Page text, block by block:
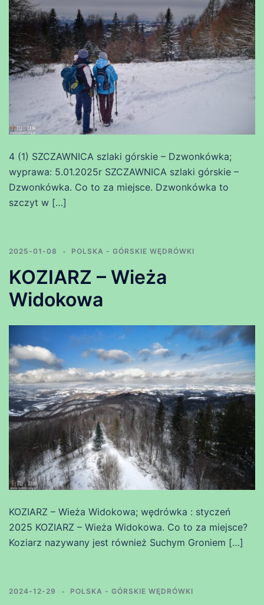
4 (1) SZCZAWNICA szlaki górskie – Dzwonkówka;
wyprawa: 5.01.2025r SZCZAWNICA szlaki górskie –
Dzwonkówka. Co to za miejsce. Dzwonkówka to
szczyt w […]
2025-01-08 POLSKA - GÓRSKIE WĘDRÓWKI
KOZIARZ – Wieża
Widokowa
KOZIARZ – Wieża Widokowa; wędrówka : styczeń
2025 KOZIARZ – Wieża Widokowa. Co to za miejsce?
Koziarz nazywany jest również Suchym Groniem […]
2024-12-29 POLSKA - GÓRSKIE WĘDRÓWKI